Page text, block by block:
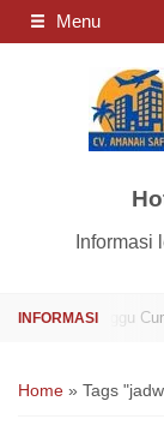
Menu
Informasi
Minggu Cuma
Home » Tags